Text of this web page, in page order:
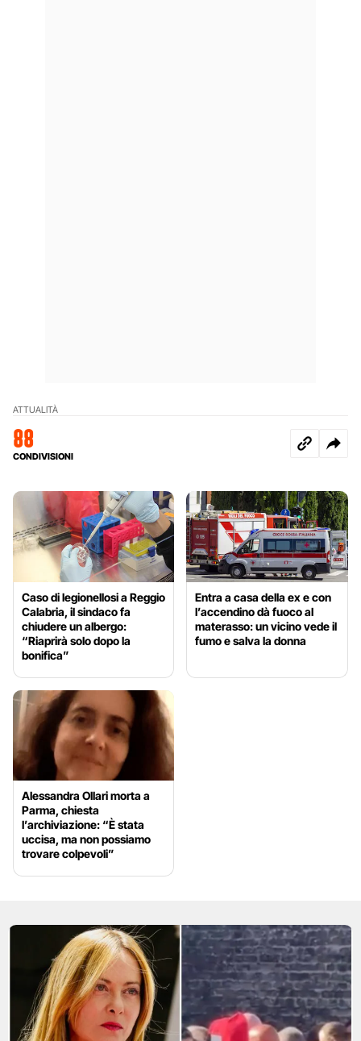
ATTUALITÀ
88
CONDIVISIONI
Caso di legionellosi a Reggio
Calabria, il sindaco fa
chiudere un albergo:
“Riaprirà solo dopo la
bonifica”
Entra a casa della ex e con
l’accendino dà fuoco al
materasso: un vicino vede il
fumo e salva la donna
Alessandra Ollari morta a
Parma, chiesta
l’archiviazione: “È stata
uccisa, ma non possiamo
trovare colpevoli”